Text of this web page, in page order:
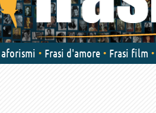
Frasi d'amore Frasi film